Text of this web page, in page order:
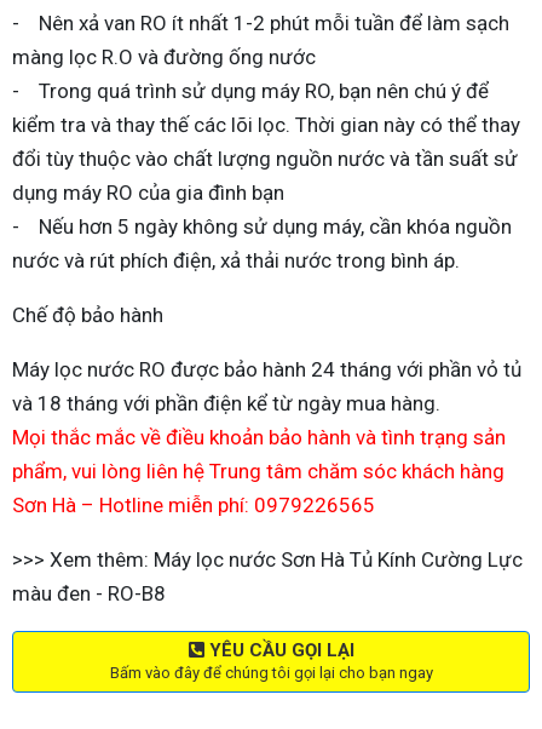
- Nên xả van RO ít nhất 1-2 phút mỗi tuần để làm sạch
màng lọc R.O và đường ống nước
- Trong quá trình sử dụng máy RO, bạn nên chú ý để
kiểm tra và thay thế các lõi lọc. Thời gian này có thể thay
đổi tùy thuộc vào chất lượng nguồn nước và tần suất sử
dụng máy RO của gia đình bạn
- Nếu hơn 5 ngày không sử dụng máy, cần khóa nguồn
nước và rút phích điện, xả thải nước trong bình áp.
Chế độ bảo hành
Máy lọc nước RO được bảo hành 24 tháng với phần vỏ tủ
và 18 tháng với phần điện kể từ ngày mua hàng.
Mọi thắc mắc về điều khoản bảo hành và tình trạng sản
phẩm, vui lòng liên hệ Trung tâm chăm sóc khách hàng
Sơn Hà – Hotline miễn phí: 0979226565
>>> Xem thêm: Máy lọc nước Sơn Hà Tủ Kính Cường Lực
màu đen - RO-B8
YÊU CẦU GỌI LẠI
Bấm vào đây để chúng tôi gọi lại cho bạn ngay